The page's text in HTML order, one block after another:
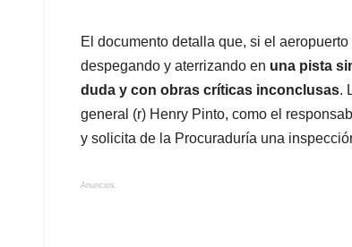
El documento detalla que, si el
despegando y aterrizando en una pista
duda y con obras críticas inconclusas.
general (r) Henry Pinto, como el
y solicita de la Procuraduría una
Anuncios.